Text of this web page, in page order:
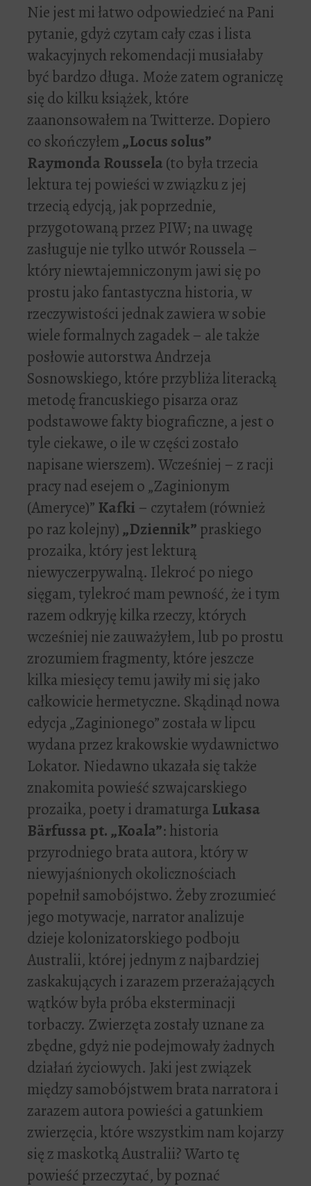
Nie jest mi łatwo odpowiedzieć na Pani
pytanie, gdyż czytam cały czas i lista
wakacyjnych rekomendacji musiałaby
być bardzo długa. Może zatem ograniczę
się do kilku książek, które
zaanonsowałem na Twitterze. Dopiero
co skończyłem „Locus solus”
Raymonda Roussela(to była trzecia
lektura tej powieści w związku z jej
trzecią edycją, jak poprzednie,
przygotowaną przez PIW; na uwagę
zasługuje nie tylko utwór Roussela –
który niewtajemniczonym jawi się po
prostu jako fantastyczna historia, w
rzeczywistości jednak zawiera w sobie
wiele formalnych zagadek – ale także
posłowie autorstwa Andrzeja
Sosnowskiego, które przybliża literacką
metodę francuskiego pisarza oraz
podstawowe fakty biograficzne, a jest o
tyle ciekawe, o ile w części zostało
napisane wierszem). Wcześniej – z racji
pracy nad esejem o „Zaginionym
(Ameryce)”Kafki – czytałem (również
po raz kolejny) „Dziennik”praskiego
prozaika, który jest lekturą
niewyczerpywalną. Ilekroć po niego
sięgam, tylekroć mam pewność, że i tym
razem odkryję kilka rzeczy, których
wcześniej nie zauważyłem, lub po prostu
zrozumiem fragmenty, które jeszcze
kilka miesięcy temu jawiły mi się jako
całkowicie hermetyczne. Skądinąd nowa
edycja „Zaginionego” została w lipcu
wydana przez krakowskie wydawnictwo
Lokator. Niedawno ukazała się także
znakomita powieść szwajcarskiego
prozaika, poety i dramaturgaLukasa
Bärfussa pt. „Koala”: historia
przyrodniego brata autora, który w
niewyjaśnionych okolicznościach
popełnił samobójstwo. Żeby zrozumieć
jego motywacje, narrator analizuje
dzieje kolonizatorskiego podboju
Australii, której jednym z najbardziej
zaskakujących i zarazem przerażających
wątków była próba eksterminacji
torbaczy. Zwierzęta zostały uznane za
zbędne, gdyż nie podejmowały żadnych
działań życiowych. Jaki jest związek
między samobójstwem brata narratora i
zarazem autora powieści a gatunkiem
zwierzęcia, które wszystkim nam kojarzy
się z maskotką Australii? Warto tę
powieść przeczytać, by poznać